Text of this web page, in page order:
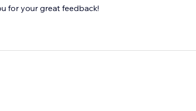
for your great feedback!